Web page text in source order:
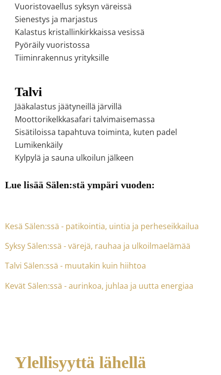
Vuoristovaellus syksyn väreissä
Sienestys ja marjastus
Kalastus kristallinkirkkaissa vesissä
Pyöräily vuoristossa
Tiiminrakennus yrityksille
Talvi
Jääkalastus jäätyneillä järvillä
Moottorikelkkasafari talvimaisemassa
Sisätiloissa tapahtuva toiminta, kuten padel
Lumikenkäily
Kylpylä ja sauna ulkoilun jälkeen
Lue lisää Sälen:stä ympäri vuoden:
Kesä Sälen:ssä - patikointia, uintia ja perheseikkailua
Syksy Sälen:ssä - värejä, rauhaa ja ulkoilmaelämää
Talvi Sälen:ssä - muutakin kuin hiihtoa
Kevät Sälen:ssä - aurinkoa, juhlaa ja uutta energiaa
Ylellisyyttä lähellä